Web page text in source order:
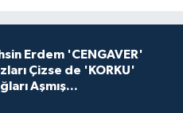
Erdem 'CENGAVER'
Çizse de 'KORKU'
Aşmış...